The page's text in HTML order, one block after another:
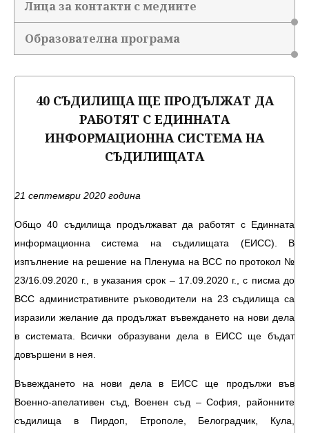
Лица за контакти с медиите
Образователна програма
40 СЪДИЛИЩА ЩЕ ПРОДЪЛЖАТ ДА
РАБОТЯТ С ЕДИННАТА
ИНФОРМАЦИОННА СИСТЕМА НА
СЪДИЛИЩАТА
21 септември 2020 година
Общо 40 съдилища продължават да работят с Единната
информационна система на съдилищата (ЕИСС). В
изпълнение на решение на Пленума на ВСС по протокол №
23/16.09.2020 г., в указания срок – 17.09.2020 г., с писма до
ВСС административните ръководители на 23 съдилища са
изразили желание да продължат въвеждането на нови дела
в системата. Всички образувани дела в ЕИСС ще бъдат
довършени в нея.
Въвеждането на нови дела в ЕИСС ще продължи във
Военно-апелативен съд, Военен съд – София, районните
съдилища в Пирдоп, Етрополе, Белоградчик, Кула,